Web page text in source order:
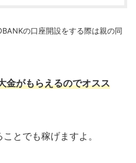
の口座開設をする際は親の同
金がもらえるのでオスス
とでも稼げますよ。